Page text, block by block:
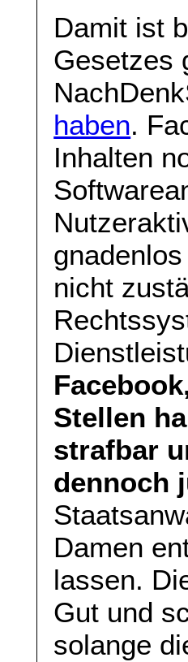
Damit ist
Gesetzes
haben.
Inhalten
nicht
Stellen
strafbar
dennoch
Damen
lassen.
Gut und
solange